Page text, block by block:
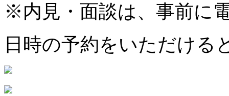
※内見・面談は、事前に
日時の予約をいただける